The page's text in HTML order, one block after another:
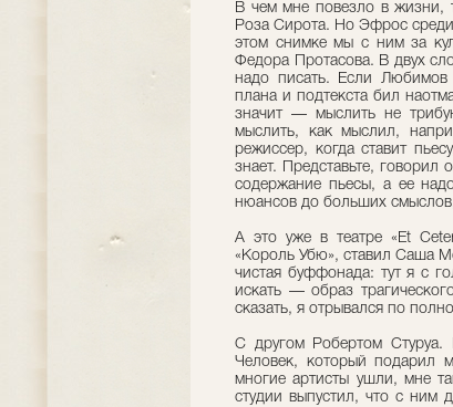
В чем мне повезло в жизни,
Роза Сирота. Но Эфрос
этом снимке мы с ним за
Федора Протасова. В двух
надо писать. Если
плана и подтекста бил
значит — мыслить не
мыслить, как мыслил,
режиссер, когда ставит
знает. Представьте, говорил
содержание пьесы, а ее
нюансов до больших
А это уже в театре «Et
«Король Убю», ставил Саша
чистая буффонада: тут я с
искать — образ
сказать, я отрывался по
С другом Робертом
Человек, который подарил
многие артисты ушли, мне
студии выпустил, что с ним